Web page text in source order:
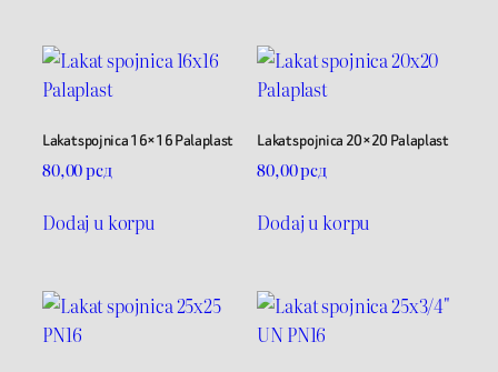
Lakat spojnica 16×16 Palaplast
80,00рсд
Dodaj u korpu
Lakat spojnica 20×20 Palaplast
80,00рсд
Dodaj u korpu